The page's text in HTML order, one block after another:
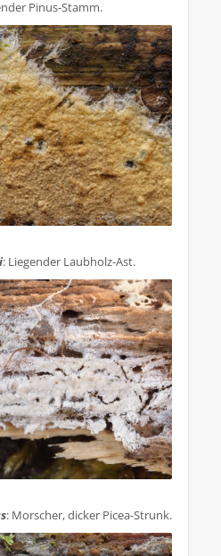
Pinus-Stamm.
: Liegender Laubholz-Ast.
: Morscher, dicker Picea-Strunk.